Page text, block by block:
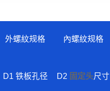
外螺紋规格 內螺紋规格
D1 铁板孔径 D2 固定头尺寸